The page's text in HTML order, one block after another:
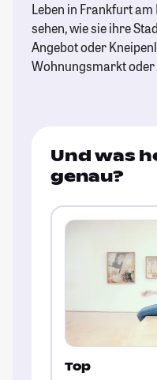
Leben in Frankfurt
sehen, wie sie ihre
Angebot oder
Wohnungsmarkt
Und was
genau?
Top